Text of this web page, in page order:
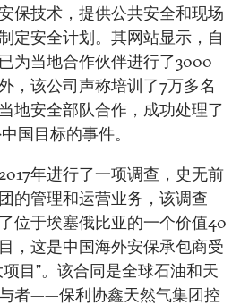
保技术，提供公共安全和现场
定安全计划。其网站显示，自
为当地合作伙伴进行了3000
，该公司声称培训了7万多名
地安全部队合作，成功处理了
国目标的事件。
年进行了一项调查，史无前
的管理和运营业务，该调查
位于埃塞俄比亚的一个价值40
，这是中国海外安保承包商受
目”。该合同是全球石油和天
者——保利协鑫天然气集团控